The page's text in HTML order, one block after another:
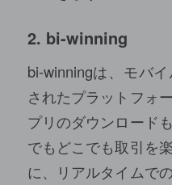
2. bi-winning
bi-winningは、モバ
されたプラットフォ
プリのダウンロード
でもどこでも取引を
に、リアルタイムで